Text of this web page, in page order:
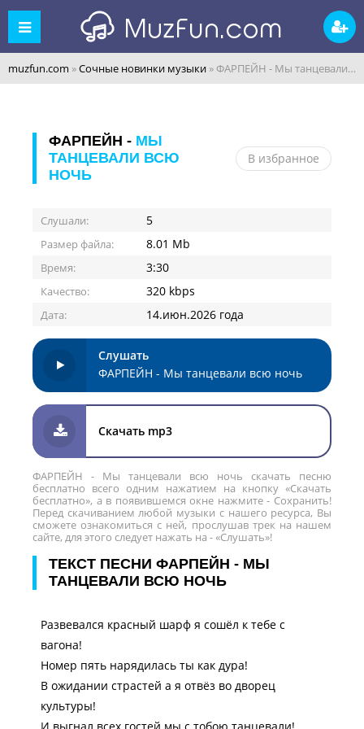
muzfun.com »Сочные новинки музыки » ФАРПЕЙН - Мы танцевали всю ночь
ФАРПЕЙН - МЫ
ТАНЦЕВАЛИ ВСЮ
НОЧЬ
В избранное
Слушали: 5
Размер файла: 8.01 Mb
Время: 3:30
Качество: 320 kbps
Дата: 14.июн.2026 года
Слушать
ФАРПЕЙН - Мы танцевали всю ночь
Скачать mp3
ФАРПЕЙН - Мы танцевали всю ночь скачать песню
бесплатно всего одним нажатием на кнопку «Скачать
бесплатно», а в появившемся окне нажмите - Сохранить!
Перед скачиванием любой музыки с нашего ресурса, Вы
сможете ознакомиться с ней, прослушав трек на нашем
сайте, для этого следует нажать на - «Слушать»!
ТЕКСТ ПЕСНИ ФАРПЕЙН - МЫ
ТАНЦЕВАЛИ ВСЮ НОЧЬ
Развевался красный шарф я сошёл к тебе с
вагона!
Номер пять нарядилась ты как дура!
В ожидании страстей а я отвёз во дворец
культуры!